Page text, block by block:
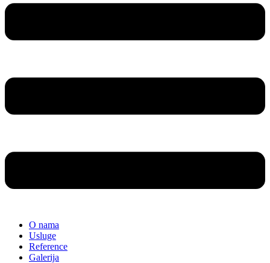
O nama
Usluge
Reference
Galerija